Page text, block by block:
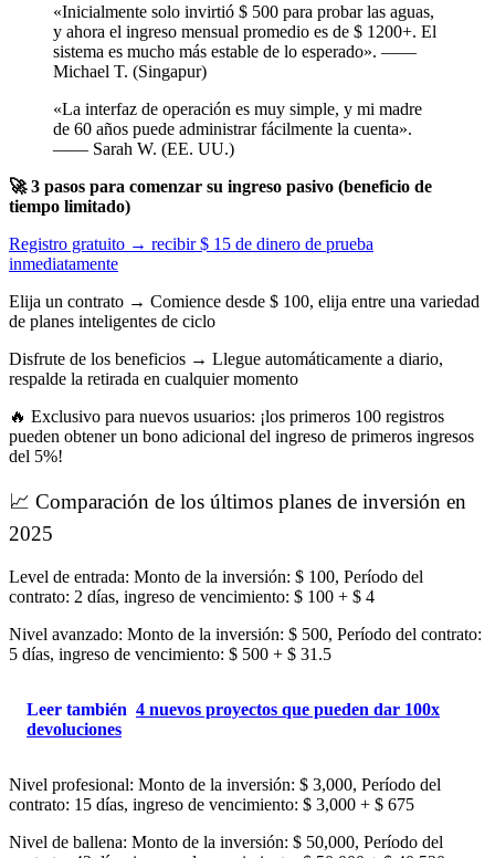
«Inicialmente solo invirtió $ 500 para probar las aguas,
y ahora el ingreso mensual promedio es de $ 1200+. El
sistema es mucho más estable de lo esperado». ——
Michael T. (Singapur)
«La interfaz de operación es muy simple, y mi madre
de 60 años puede administrar fácilmente la cuenta».
—— Sarah W. (EE. UU.)
🚀 3 pasos para comenzar su ingreso pasivo (beneficio de
tiempo limitado)
Registro gratuito → recibir $ 15 de dinero de prueba
inmediatamente
Elija un contrato → Comience desde $ 100, elija entre una variedad
de planes inteligentes de ciclo
Disfrute de los beneficios → Llegue automáticamente a diario,
respalde la retirada en cualquier momento
🔥 Exclusivo para nuevos usuarios: ¡los primeros 100 registros
pueden obtener un bono adicional del ingreso de primeros ingresos
del 5%!
📈 Comparación de los últimos planes de inversión en
2025
Level de entrada: Monto de la inversión: $ 100, Período del
contrato: 2 días, ingreso de vencimiento: $ 100 + $ 4
Nivel avanzado: Monto de la inversión: $ 500, Período del contrato:
5 días, ingreso de vencimiento: $ 500 + $ 31.5
Leer también 4 nuevos proyectos que pueden dar 100x
devoluciones
Nivel profesional: Monto de la inversión: $ 3,000, Período del
contrato: 15 días, ingreso de vencimiento: $ 3,000 + $ 675
Nivel de ballena: Monto de la inversión: $ 50,000, Período del